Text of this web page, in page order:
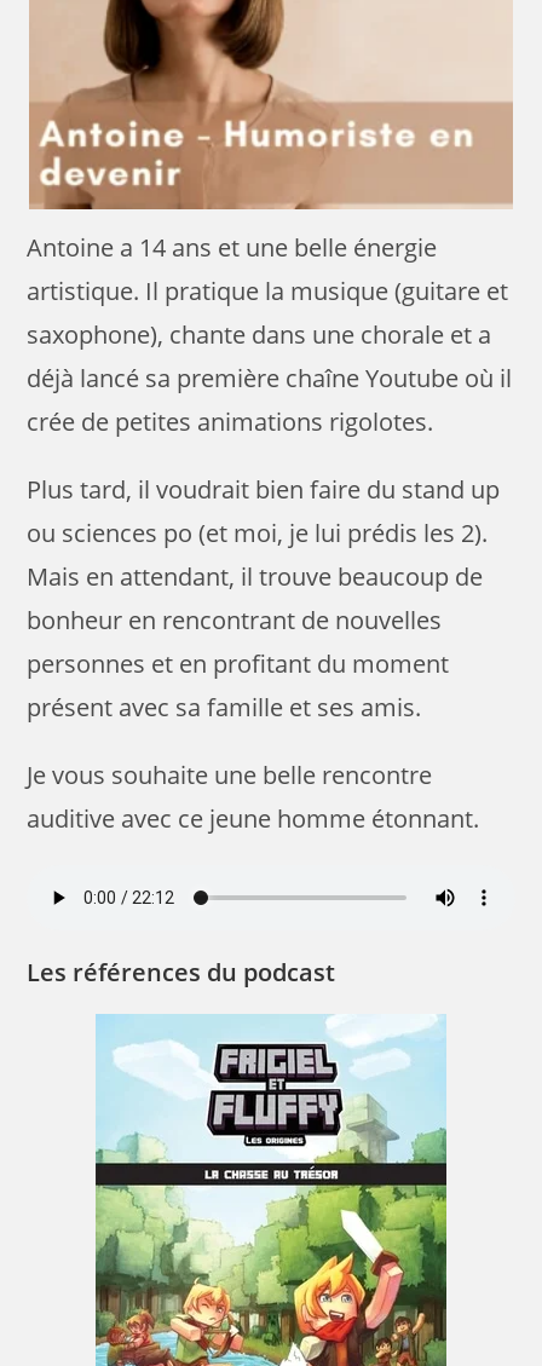
Antoine a 14 ans et une belle énergie
artistique. Il pratique la musique (guitare et
saxophone), chante dans une chorale et a
déjà lancé sa première chaîne Youtube où il
crée de petites animations rigolotes.
Plus tard, il voudrait bien faire du stand up
ou sciences po (et moi, je lui prédis les 2).
Mais en attendant, il trouve beaucoup de
bonheur en rencontrant de nouvelles
personnes et en profitant du moment
présent avec sa famille et ses amis.
Je vous souhaite une belle rencontre
auditive avec ce jeune homme étonnant.
Les références du podcast